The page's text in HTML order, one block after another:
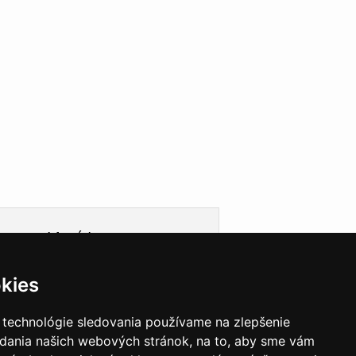
sledovania používame na zlepšenie
našich webových stránok, na to, aby sme vám
Informácie
Garancie a záruky
VEGAS Group